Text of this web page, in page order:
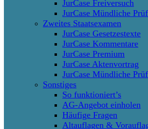
JurCase Freiversuch
JurCase Mündliche
Zweites Staatsexamen
JurCase Gesetzestexte
JurCase Kommentare
JurCase Premium
JurCase Aktenvortrag
JurCase Mündliche
Sonstiges
So funktioniert’s
AG-Angebot einholen
Häufige Fragen
Altauflagen &